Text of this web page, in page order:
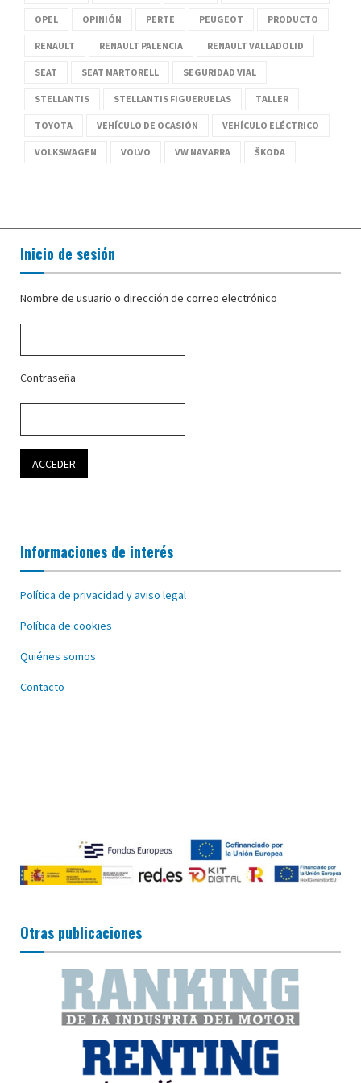
OPEL OPINIÓN PERTE PEUGEOT PRODUCTO
RENAULT RENAULT PALENCIA RENAULT VALLADOLID
SEAT SEAT MARTORELL SEGURIDAD VIAL
STELLANTIS STELLANTIS FIGUERUELAS TALLER
TOYOTA VEHÍCULO DE OCASIÓN VEHÍCULO ELÉCTRICO
VOLKSWAGEN VOLVO VW NAVARRA ŠKODA
Inicio de sesión
Nombre de usuario o dirección de correo electrónico
Contraseña
Informaciones de interés
Política de privacidad y aviso legal
Política de cookies
Quiénes somos
Contacto
Otras publicaciones